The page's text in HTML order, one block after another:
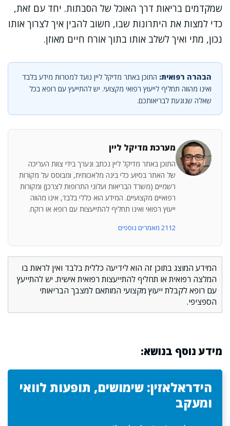
שמקדמים בריאות דרך האוכל של הסבתות. יחד עם זאת,
כדי למצות את היתרונות שבו, חשוב להבין איך לצרוך אותו
נכון, מתי ואיך לשלב אותו בתוך אורח חיים מאוזן.
הבהרה רפואית: התוכן באתר מדיקל ליין נועד למטרות מידע בלבד
ואינו מהווה תחליף לייעוץ רפואי מקצועי. יש להתייעץ עם רופא בכל
שאלה שנוגעת לבריאותכם.
מערכת מדיקל ליין
התוכן באתר מדיקל ליין נכתב ונערך בידי צוות העריכה
של האתר בסיוע כלי בינה מלאכותית, ומבוסס על מקורות
רשמיים (משרד הבריאות ועלוני התרופות לצרכן) ומקורות
רפואיים מקצועיים. המידע הוא כללי בלבד, אינו מהווה
ייעוץ רפואי ואינו תחליף להתייעצות עם רופא או רוקח.
2112 מאמרים נוספים
המידע המוצג בתוכן זה הוא לידיעה כללית בלבד ואין לראות בו
המלצה רפואית או תחליף להתייעצות רפואית אישית. יש להתייעץ
עם רופא לקבלת ייעוץ מקצועי המותאם למצבך הבריאותי
הספציפי.
מידע נוסף בנושא:
הידראלאזין: שימושים, תופעות לוואי
ומעקב